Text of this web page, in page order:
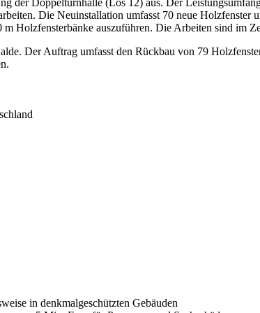
der Doppelturnhalle (Los 12) aus. Der
Die Neuinstallation umfasst 70 neue
Holzfensterbänke auszuführen. Die Arbeiten sind im
Der Auftrag umfasst den Rückbau von 79
in denkmalgeschützten Gebäuden